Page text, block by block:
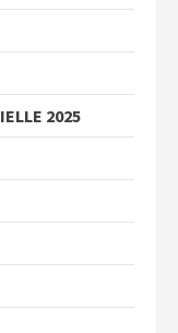
2025